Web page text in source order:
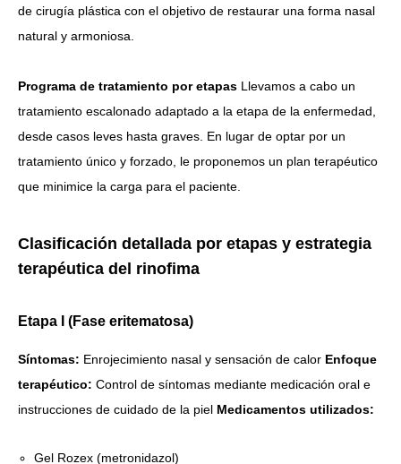
de cirugía plástica con el objetivo de restaurar una forma nasal
natural y armoniosa.
Programa de tratamiento por etapas Llevamos a cabo un
tratamiento escalonado adaptado a la etapa de la enfermedad,
desde casos leves hasta graves. En lugar de optar por un
tratamiento único y forzado, le proponemos un plan terapéutico
que minimice la carga para el paciente.
Clasificación detallada por etapas y estrategia
terapéutica del rinofima
Etapa I (Fase eritematosa)
Síntomas: Enrojecimiento nasal y sensación de calor Enfoque
terapéutico: Control de síntomas mediante medicación oral e
instrucciones de cuidado de la piel Medicamentos utilizados:
Gel Rozex (metronidazol)